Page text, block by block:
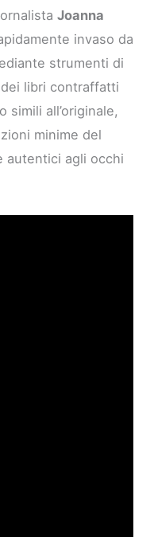
Joanna
invaso da
strumenti di
libri contraffatti
all’originale,
minime del
autentici agli occhi